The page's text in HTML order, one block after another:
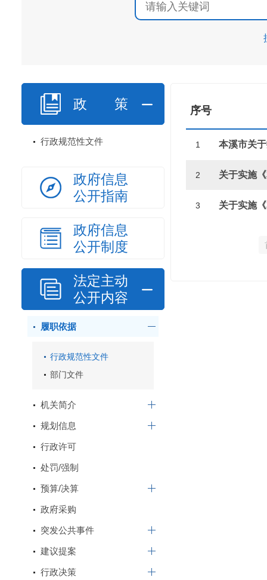
政策
行政规范性文件
政府信息
公开指南
政府信息
公开制度
法定主动
公开内容
履职依据
行政规范性文件
部门文件
机关简介
规划信息
行政许可
处罚/强制
预算/决算
政府采购
突发公共事件
建议提案
行政决策
序号
1
2
3